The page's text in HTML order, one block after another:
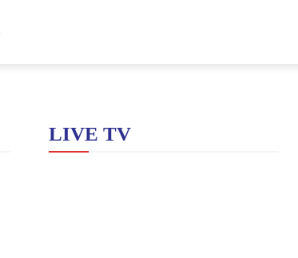
LIVE TV